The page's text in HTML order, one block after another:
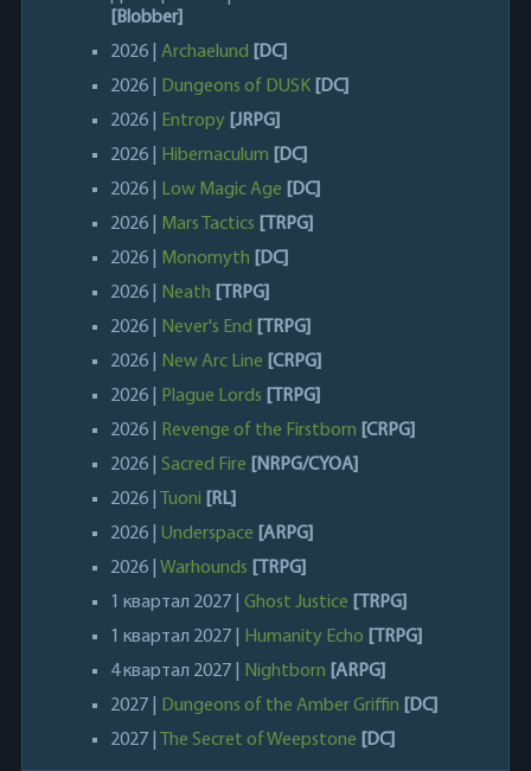
[Blobber]
2026 | Archaelund
[DC]
2026 |
Dungeons of DUSK
[DC]
2026 |
Entropy [JRPG]
2026 |
Hibernaculum
[DC]
2026 |
Low Magic Age
[DC]
2026 |
Mars Tactics
[TRPG]
2026 |
Monomyth
[DC]
2026 |
Neath
[TRPG]
2026 |
Never's End
[TRPG]
2026 |
New Arc Line [CRPG]
2026 |
Plague Lords
[TRPG]
2026 |
Revenge of the Firstborn [CRPG]
2026 | Sacred Fire
[NRPG/CYOA]
2026 |
Tuoni
[RL]
2026 | Underspace [ARPG]
2026 | Warhounds
[TRPG]
1 квартал 2027 | Ghost Justice
[TRPG]
1 квартал 2027 |
Humanity Echo
[TRPG]
4 квартал 2027 |
Nightborn [ARPG]
2027 |
Dungeons of the Amber Griffin
[DC]
2027 |
The Secret of Weepstone [DC]